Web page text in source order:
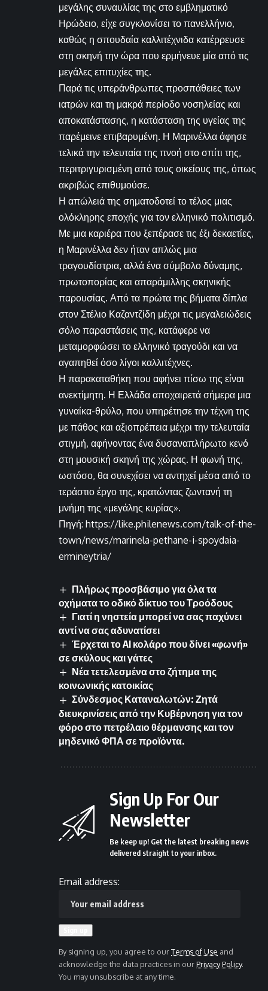
μεγάλης συναυλίας της στο εμβληματικό
Ηρώδειο, είχε συγκλονίσει το πανελλήνιο,
καθώς η σπουδαία καλλιτέχνιδα κατέρρευσε
στη σκηνή την ώρα που ερμήνευε μία από τις
μεγάλες επιτυχίες της.
Παρά τις υπεράνθρωπες προσπάθειες των
ιατρών και τη μακρά περίοδο νοσηλείας και
αποκατάστασης, η κατάσταση της υγείας της
παρέμεινε επιβαρυμένη. Η Μαρινέλλα άφησε
τελικά την τελευταία της πνοή στο σπίτι της,
περιτριγυρισμένη από τους οικείους της, όπως
ακριβώς επιθυμούσε.
Η απώλειά της σηματοδοτεί το τέλος μιας
ολόκληρης εποχής για τον ελληνικό πολιτισμό.
Με μια καριέρα που ξεπέρασε τις έξι δεκαετίες,
η Μαρινέλλα δεν ήταν απλώς μια
τραγουδίστρια, αλλά ένα σύμβολο δύναμης,
πρωτοπορίας και απαράμιλλης σκηνικής
παρουσίας. Από τα πρώτα της βήματα δίπλα
στον Στέλιο Καζαντζίδη μέχρι τις μεγαλειώδεις
σόλο παραστάσεις της, κατάφερε να
μεταμορφώσει το ελληνικό τραγούδι και να
αγαπηθεί όσο λίγοι καλλιτέχνες.
Η παρακαταθήκη που αφήνει πίσω της είναι
ανεκτίμητη. Η Ελλάδα αποχαιρετά σήμερα μια
γυναίκα-θρύλο, που υπηρέτησε την τέχνη της
με πάθος και αξιοπρέπεια μέχρι την τελευταία
στιγμή, αφήνοντας ένα δυσαναπλήρωτο κενό
στη μουσική σκηνή της χώρας. Η φωνή της,
ωστόσο, θα συνεχίσει να αντηχεί μέσα από το
τεράστιο έργο της, κρατώντας ζωντανή τη
μνήμη της «μεγάλης κυρίας».
Πηγή: https://like.philenews.com/talk-of-the-
town/news/marinela-pethane-i-spoydaia-
ermineytria/
Πλήρως προσβάσιμο για όλα τα
οχήματα το οδικό δίκτυο του Τροόδους
Γιατί η νηστεία μπορεί να σας παχύνει
αντί να σας αδυνατίσει
Έρχεται το AI κολάρο που δίνει «φωνή»
σε σκύλους και γάτες
Νέα τετελεσμένα στο ζήτημα της
κοινωνικής κατοικίας
Σύνδεσμος Καταναλωτών: Ζητά
διευκρινίσεις από την Κυβέρνηση για τον
φόρο στο πετρέλαιο θέρμανσης και τον
μηδενικό ΦΠΑ σε προϊόντα.
Sign Up For Our
Newsletter
Be keep up! Get the latest breaking news
delivered straight to your inbox.
Email address:
By signing up, you agree to ourTerms of Use and
acknowledge the data practices in ourPrivacy Policy.
You may unsubscribe at any time.